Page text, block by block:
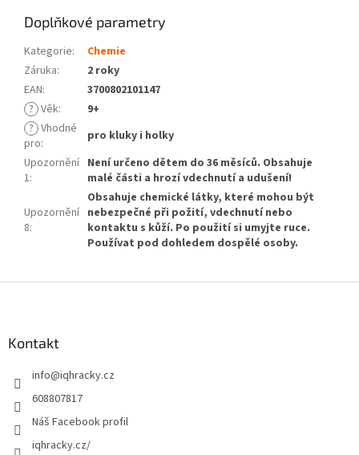
Doplňkové parametry
Kategorie:
Chemie
Záruka:
2 roky
EAN:
3700802101147
? Věk:
9+
? Vhodné
pro:
pro kluky i holky
Upozornění
1:
Není určeno dětem do 36 měsíců. Obsahuje
malé části a hrozí vdechnutí a udušení!
Upozornění
8:
Obsahuje chemické látky, které mohou být
nebezpečné při požití, vdechnutí nebo
kontaktu s kůží. Po použití si umyjte ruce.
Používat pod dohledem dospělé osoby.
Kontakt
info@iqhracky.cz
608807817
Náš Facebook profil
iqhracky.cz/